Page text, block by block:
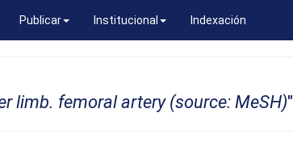
Publicar Institucional Indexación
limb. femoral artery (source: MeSH)"